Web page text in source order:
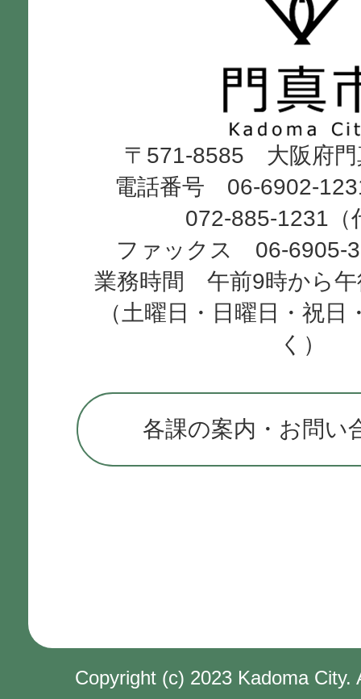
市
Kadoma
City
〒571-8585 大阪府門
電話番号 06-6902-
072-885-1231（
ファックス 06-6905-
業務時間 午前9時から午
（土曜日・日曜日・祝日
く）
各課の案内・お問い
Copyright (c) 2023 Kadoma City.